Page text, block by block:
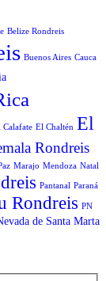
Belize Rondreis
Buenos Aires Cauca
Calafate El Chaltén El
Rondreis
Marajo Mendoza Natal
Pantanal Paraná
Rondreis PN
de Santa Marta